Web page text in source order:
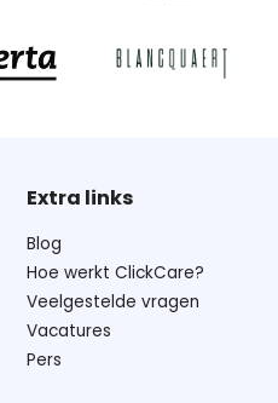
Extra links
Blog
Hoe werkt ClickCare?
Veelgestelde vragen
Vacatures
Pers